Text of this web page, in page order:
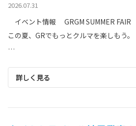
2026.07.31
イベント情報 GRGM SUMMER FAIR
この夏、GRでもっとクルマを楽しもう。
…
詳しく見る